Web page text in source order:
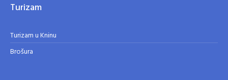
Turizam
Turizam u Kninu
Brošura